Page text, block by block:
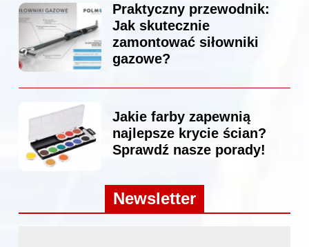
Praktyczny przewodnik:
Jak skutecznie
zamontować siłowniki
gazowe?
Jakie farby zapewnią
najlepsze krycie ścian?
Sprawdź nasze porady!
Newsletter